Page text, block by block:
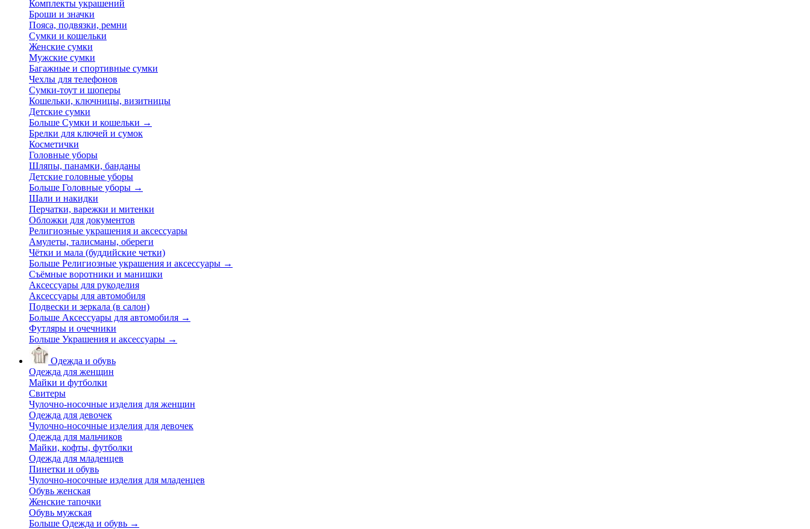
Комплекты украшений
Броши и значки
Пояса, подвязки, ремни
Сумки и кошельки
Женские сумки
Мужские сумки
Багажные и спортивные сумки
Чехлы для телефонов
Сумки-тоут и шоперы
Кошельки, ключницы, визитницы
Детские сумки
Больше Сумки и кошельки →
Брелки для ключей и сумок
Косметички
Головные уборы
Шляпы, панамки, банданы
Детские головные уборы
Больше Головные уборы →
Шали и накидки
Перчатки, варежки и митенки
Обложки для документов
Религиозные украшения и аксессуары
Амулеты, талисманы, обереги
Чётки и мала (буддийские четки)
Больше Религиозные украшения и аксессуары →
Съёмные воротники и манишки
Аксессуары для рукоделия
Аксессуары для автомобиля
Подвески и зеркала (в салон)
Больше Аксессуары для автомобиля →
Футляры и очечники
Больше Украшения и аксессуары →
Одежда и обувь
Одежда для женщин
Майки и футболки
Свитеры
Чулочно-носочные изделия для женщин
Одежда для девочек
Чулочно-носочные изделия для девочек
Одежда для мальчиков
Майки, кофты, футболки
Одежда для младенцев
Пинетки и обувь
Чулочно-носочные изделия для младенцев
Обувь женская
Женские тапочки
Обувь мужская
Больше Одежда и обувь →